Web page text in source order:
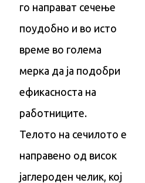
го направат сечење
поудобно и во исто
време во голема
мерка да ја подобри
ефикасноста на
работниците.
Телото на сечилото е
направено од висок
јаглероден челик, кој